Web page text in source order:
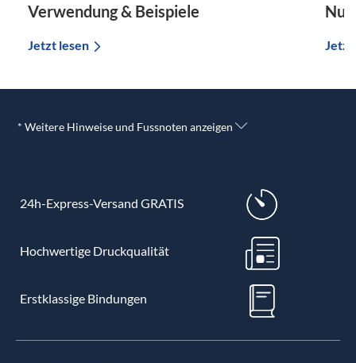
Verwendung & Beispiele
Jetzt lesen
* Weitere Hinweise und Fussnoten anzeigen
24h-Express-Versand GRATIS
Hochwertige Druckqualität
Erstklassige Bindungen